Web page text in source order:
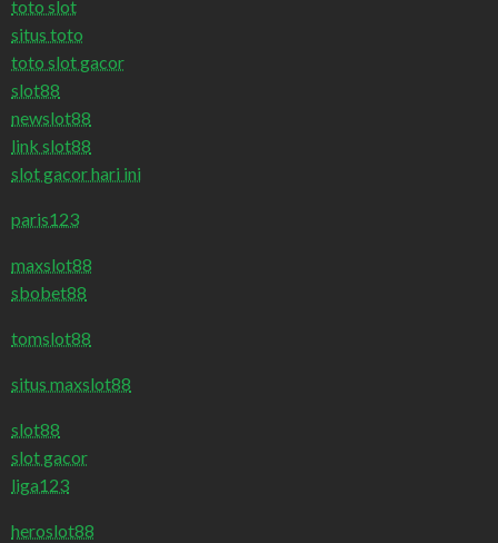
toto slot
situs toto
toto slot gacor
slot88
newslot88
link slot88
slot gacor hari ini
paris123
maxslot88
sbobet88
tomslot88
situs maxslot88
slot88
slot gacor
liga123
heroslot88